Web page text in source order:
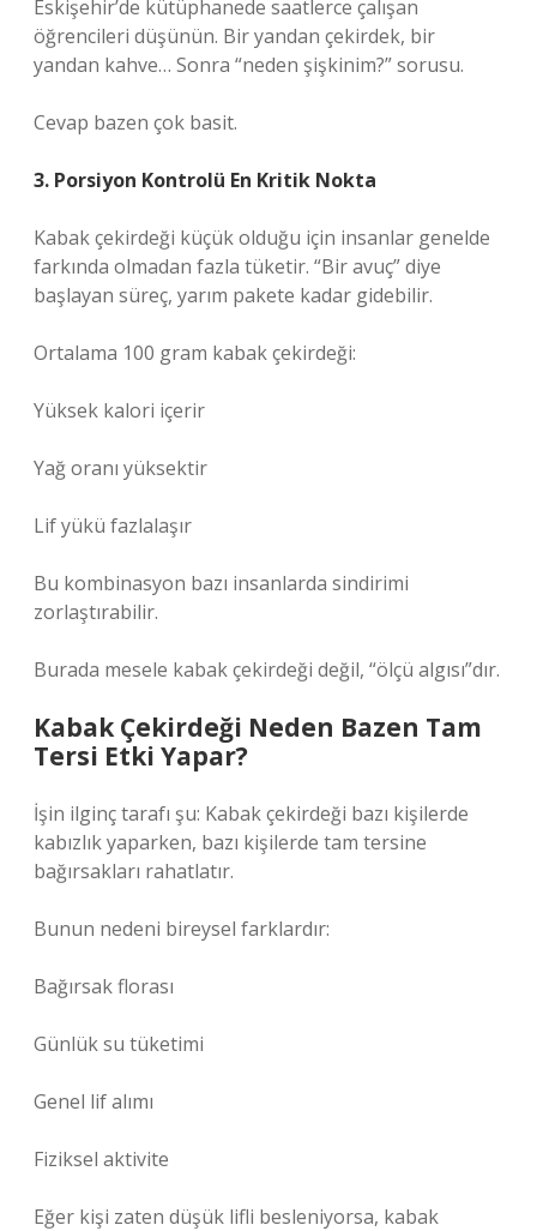
Eskişehir’de kütüphanede saatlerce çalışan
öğrencileri düşünün. Bir yandan çekirdek, bir
yandan kahve… Sonra “neden şişkinim?” sorusu.
Cevap bazen çok basit.
3. Porsiyon Kontrolü En Kritik Nokta
Kabak çekirdeği küçük olduğu için insanlar genelde
farkında olmadan fazla tüketir. “Bir avuç” diye
başlayan süreç, yarım pakete kadar gidebilir.
Ortalama 100 gram kabak çekirdeği:
Yüksek kalori içerir
Yağ oranı yüksektir
Lif yükü fazlalaşır
Bu kombinasyon bazı insanlarda sindirimi
zorlaştırabilir.
Burada mesele kabak çekirdeği değil, “ölçü algısı”dır.
Kabak Çekirdeği Neden Bazen Tam
Tersi Etki Yapar?
İşin ilginç tarafı şu: Kabak çekirdeği bazı kişilerde
kabızlık yaparken, bazı kişilerde tam tersine
bağırsakları rahatlatır.
Bunun nedeni bireysel farklardır:
Bağırsak florası
Günlük su tüketimi
Genel lif alımı
Fiziksel aktivite
Eğer kişi zaten düşük lifli besleniyorsa, kabak